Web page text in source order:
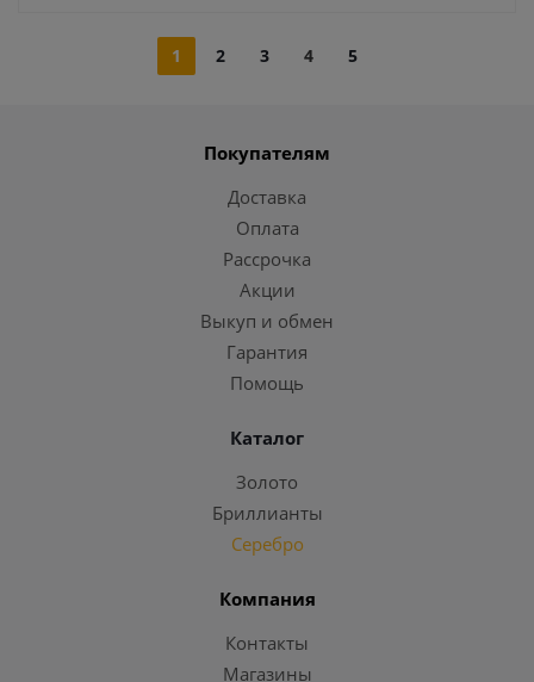
1 2 3 4 5
Покупателям
Доставка
Оплата
Рассрочка
Акции
Выкуп и обмен
Гарантия
Помощь
Каталог
Золото
Бриллианты
Серебро
Компания
Контакты
Магазины